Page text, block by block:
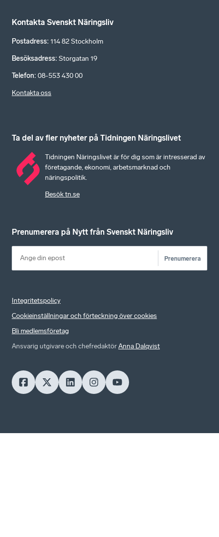
Kontakta Svenskt Näringsliv
Postadress: 114 82 Stockholm
Besöksadress: Storgatan 19
Telefon: 08-553 430 00
Kontakta oss
Ta del av fler nyheter på Tidningen Näringslivet
Tidningen Näringslivet är för dig som är intresserad av
företagande, ekonomi, arbetsmarknad och
näringspolitik.
Besök tn.se
Prenumerera på Nytt från Svenskt Näringsliv
Prenumerera
Integritetspolicy
Cookieinställningar och förteckning över cookies
Bli medlemsföretag
Ansvarig utgivare och chefredaktörAnna Dalqvist